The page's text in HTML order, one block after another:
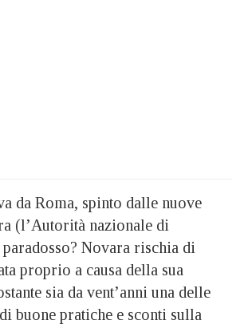
da Roma, spinto dalle nuove
(l’Autorità nazionale di
Novara rischia di
proprio a causa della sua
sia da vent’anni una delle
buone pratiche e sconti sulla